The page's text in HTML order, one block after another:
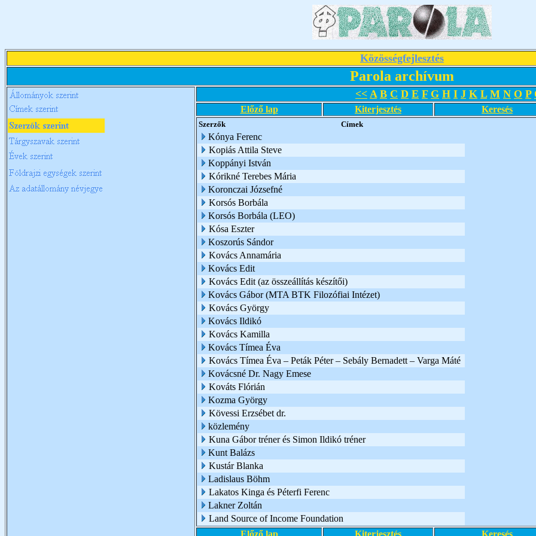
Közösségfejlesztés
Parola archívum
<< A B C D E F G H I J K L M N O P
Előző lap Kiterjesztés Keresés
Szerzők Címek
Kónya Ferenc
Kopiás Attila Steve
Koppányi István
Kórikné Terebes Mária
Koronczai Józsefné
Korsós Borbála
Korsós Borbála (LEO)
Kósa Eszter
Koszorús Sándor
Kovács Annamária
Kovács Edit
Kovács Edit (az összeállítás készítői)
Kovács Gábor (MTA BTK Filozófiai Intézet)
Kovács György
Kovács Ildikó
Kovács Kamilla
Kovács Tímea Éva
Kovács Tímea Éva – Peták Péter – Sebály Bernadett – Varga Máté
Kovácsné Dr. Nagy Emese
Kováts Flórián
Kozma György
Kövessi Erzsébet dr.
közlemény
Kuna Gábor tréner és Simon Ildikó tréner
Kunt Balázs
Kustár Blanka
Ladislaus Böhm
Lakatos Kinga és Péterfi Ferenc
Lakner Zoltán
Land Source of Income Foundation
Előző lap
Kiterjesztés Keresés